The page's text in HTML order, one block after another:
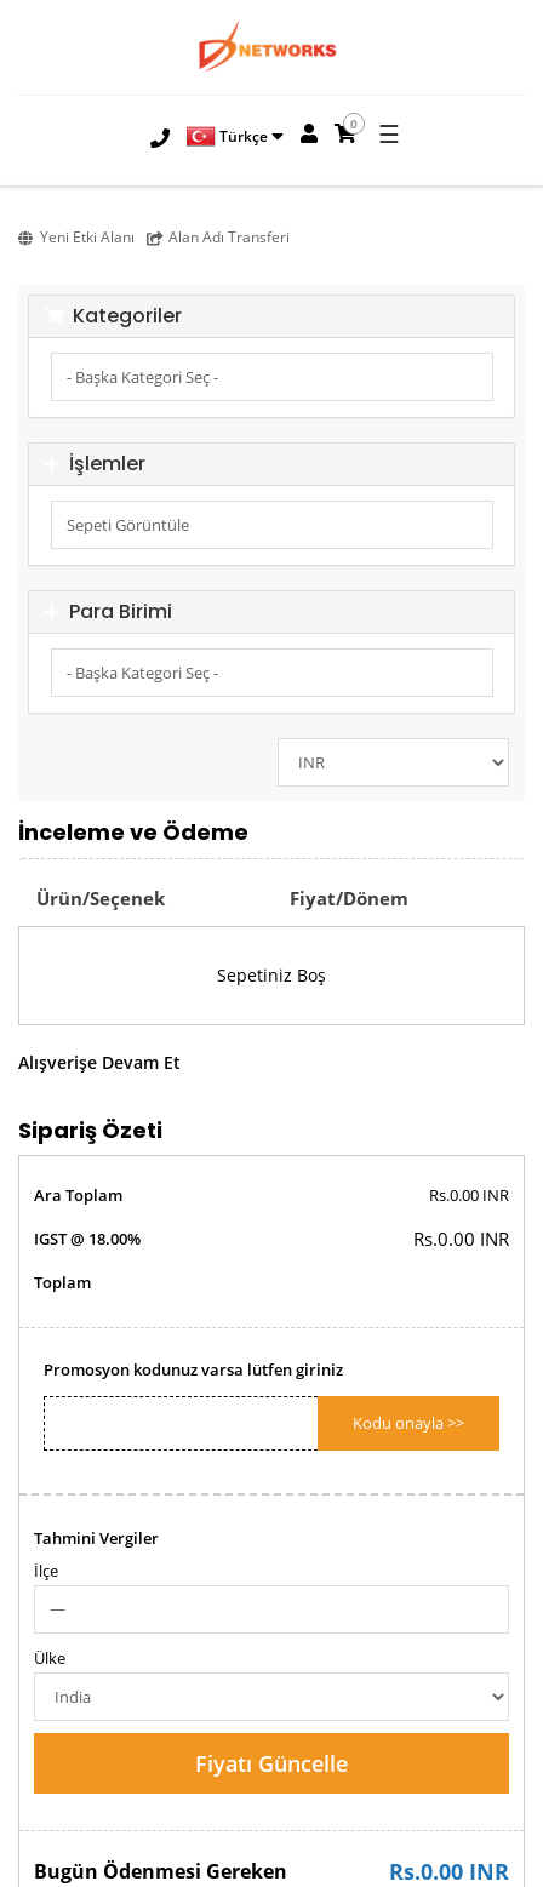
Türkçe
0 ☰
Yeni Etki Alanı Alan Adı Transferi
Kategoriler
İşlemler
Para Birimi
İnceleme ve Ödeme
Ürün/Seçenek Fiyat/Dönem
Sepetiniz Boş
Alışverişe Devam Et
Sipariş Özeti
Ara Toplam
Rs.0.00 INR
IGST @ 18.00%
Rs.0.00 INR
Toplam
Promosyon kodunuz varsa lütfen giriniz
Kodu onayla >>
Tahmini Vergiler
İlçe
Ülke
Fiyatı Güncelle
Rs.0.00 INR
Bugün Ödenmesi Gereken